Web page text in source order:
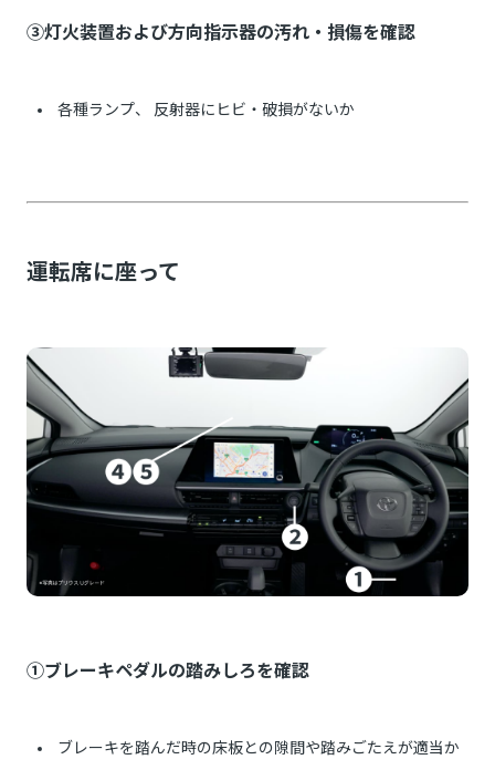
③灯火装置および方向指示器の汚れ・損傷を確認
各種ランプ、 反射器にヒビ・破損がないか
運転席に座って
①ブレーキペダルの踏みしろを確認
ブレーキを踏んだ時の床板との隙間や踏みごたえが適当か